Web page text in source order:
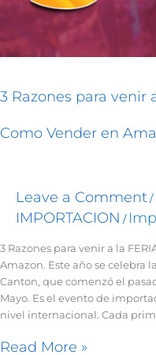
3 Razones para venir
Como Vender en
Leave a Comment/
IMPORTACION /
3 Razones para venir a la
Amazon. Este año se celebra
Canton, que comenzó el
Mayo. Es el evento de
nivel internacional. Cada
Vender
Read More »